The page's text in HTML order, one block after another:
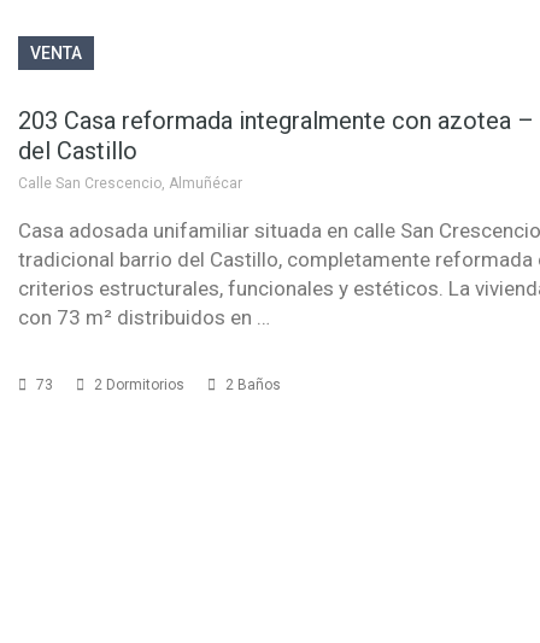
VENTA
203 Casa reformada integralmente con azotea
del Castillo
Calle San Crescencio, Almuñécar
Casa adosada unifamiliar situada en calle San
tradicional barrio del Castillo, completamente reformada
criterios estructurales, funcionales y estéticos. La
con 73 m² distribuidos en …
73 2 Dormitorios 2 Baños